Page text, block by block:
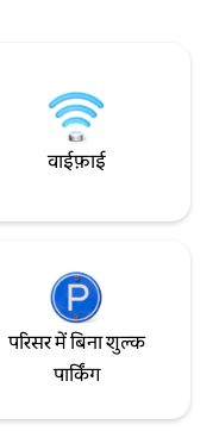
वाईफ़ाई
परिसर में बिना शुल्क
पार्किंग